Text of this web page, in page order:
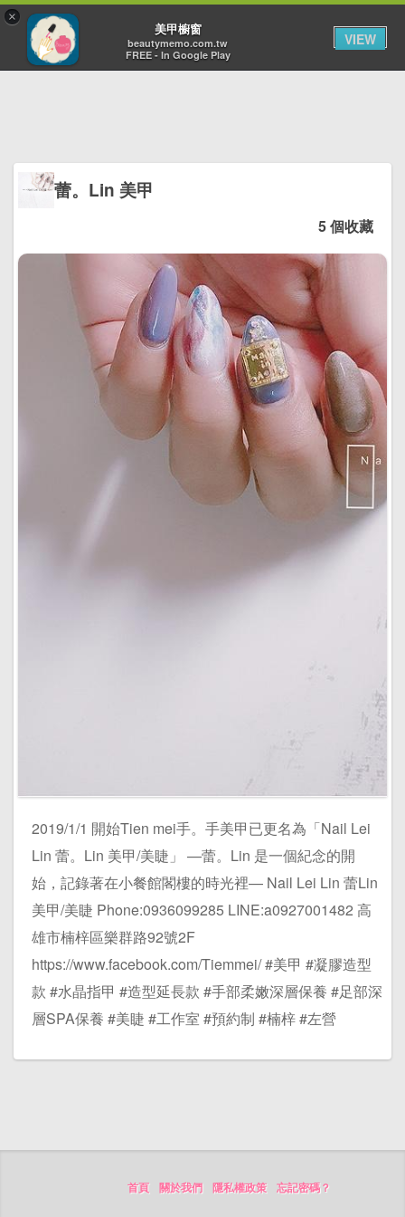
蕾。Lin 美甲
5 個收藏
2019/1/1 開始Tien mei手。手美甲已更名為「Nail Lei
Lin 蕾。Lin 美甲/美睫」 —蕾。Lin 是一個紀念的開
始，記錄著在小餐館閣樓的時光裡— Nail Lei Lin 蕾Lin
美甲/美睫 Phone:0936099285 LINE:a0927001482 高
雄市楠梓區樂群路92號2F
https://www.facebook.com/Tiemmei/ #美甲 #凝膠造型
款 #水晶指甲 #造型延長款 #手部柔嫩深層保養 #足部深
層SPA保養 #美睫 #工作室 #預約制 #楠梓 #左營
首頁 關於我們 隱私權政策 忘記密碼？
×
美甲櫥窗
beautymemo.com.tw
FREE - In Google Play
VIEW